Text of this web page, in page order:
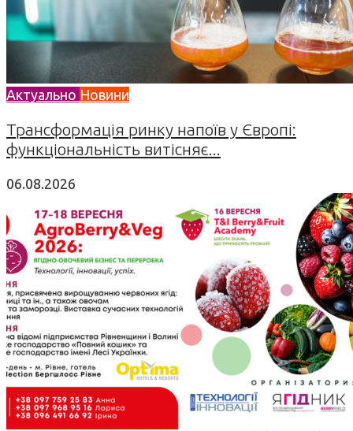
Актуально Новини
Трансформація ринку напоїв у Європі:
функціональність витісняє...
06.08.2026